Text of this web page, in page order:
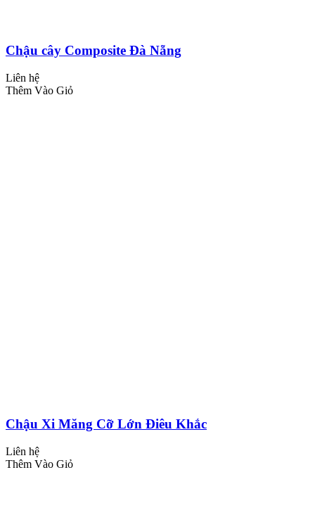
Chậu cây Composite Đà Nẵng
Liên hệ
Thêm Vào Giỏ
Chậu Xi Măng Cỡ Lớn Điêu Khắc
Liên hệ
Thêm Vào Giỏ